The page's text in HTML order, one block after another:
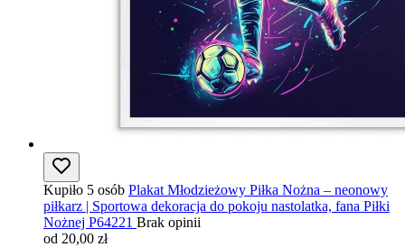
Kupiło 5 osób Plakat Młodzieżowy Piłka Nożna – neonowy
piłkarz | Sportowa dekoracja do pokoju nastolatka, fana Piłki
Nożnej P64221 Brak opinii
od 20,00 zł